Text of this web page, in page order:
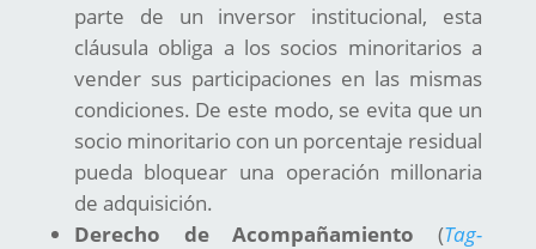
parte de un inversor institucional, esta
cláusula obliga a los socios minoritarios a
vender sus participaciones en las mismas
condiciones. De este modo, se evita que un
socio minoritario con un porcentaje residual
pueda bloquear una operación millonaria
de adquisición.
Derecho de Acompañamiento (Tag-